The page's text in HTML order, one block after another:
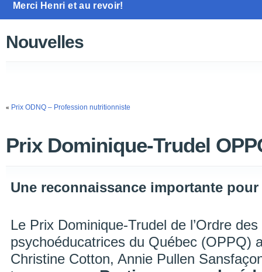
Merci Henri et au revoir!
Nouvelles
« Prix ODNQ – Profession nutritionniste
Prix Dominique-Trudel
Une reconnaissance importante
Le Prix Dominique-Trudel de l’Ordre
psychoéducatrices du Québec (OPPQ)
Christine Cotton, Annie Pullen